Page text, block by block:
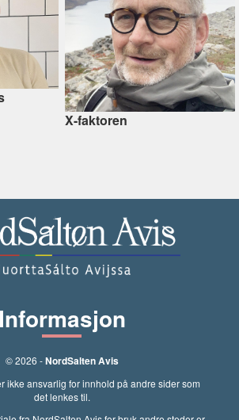
X-faktoren
Informasjon
© 2026 -NordSalten Avis
ikke ansvarlig for innhold på andre sider som
det lenkes til.